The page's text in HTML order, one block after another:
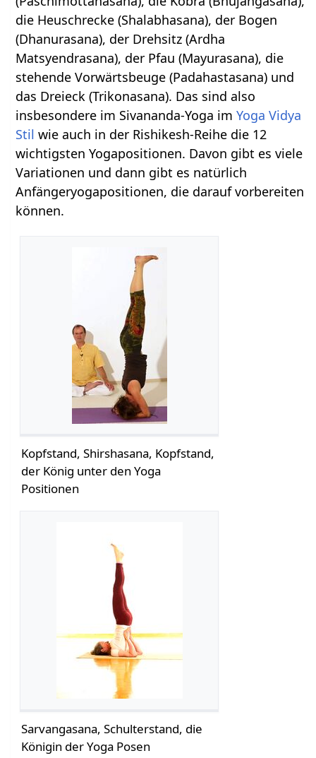
die Heuschrecke (Shalabhasana), der Bogen
(Dhanurasana), der Drehsitz (Ardha
Matsyendrasana), der Pfau (Mayurasana), die
stehende Vorwärtsbeuge (Padahastasana) und
das Dreieck (Trikonasana). Das sind also
insbesondere im Sivananda-Yoga imYoga Vidya
Stil wie auch in der Rishikesh-Reihe die 12
wichtigsten Yogapositionen. Davon gibt es viele
Variationen und dann gibt es natürlich
Anfängeryogapositionen, die darauf vorbereiten
können.
Kopfstand, Shirshasana, Kopfstand,
der König unter den Yoga
Positionen
Sarvangasana, Schulterstand, die
Königin der Yoga Posen